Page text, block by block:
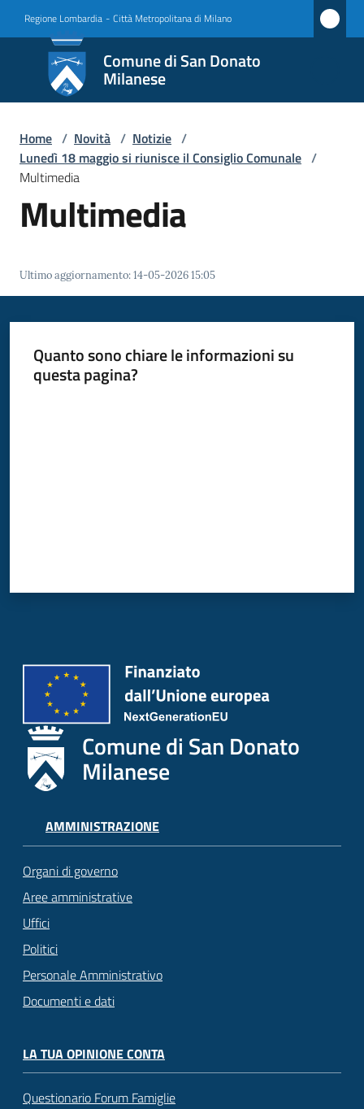
Regione Lombardia - Città Metropolitana di Milano
Comune di San Donato
Milanese
Comune
di San
Donato
Milanese
Amministrazione
San
Donato
Milanese
Home / Novità / Notizie /
Lunedì 18 maggio si riunisce il Consiglio Comunale /
Multimedia
Multimedia
Ultimo aggiornamento:14-05-2026 15:05
Quanto sono chiare le informazioni su
questa pagina?
Comune di San Donato
Milanese
AMMINISTRAZIONE
Organi di governo
Aree amministrative
Uffici
Politici
Personale Amministrativo
Documenti e dati
LA TUA OPINIONE CONTA
Questionario Forum Famiglie